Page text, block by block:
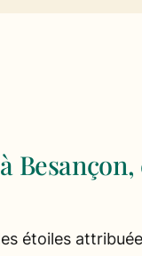
Besançon,
étoiles